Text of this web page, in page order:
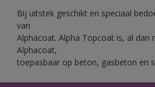
Bij uitstek geschikt en speciaal
van
Alphacoat. Alpha Topcoat is, al dan
Alphacoat,
toepasbaar op beton, gasbeton en